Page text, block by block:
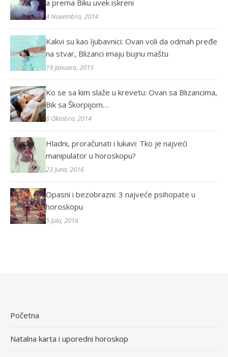
a prema Biku uvek iskreni
4 Novembra, 2014
Kakvi su kao ljubavnici: Ovan voli da odmah pređe
na stvar, Blizanci imaju bujnu maštu
19 Januara, 2015
Ko se sa kim slaže u krevetu: Ovan sa Blizancima,
Bik sa Škorpijom…
6 Oktobra, 2014
Hladni, proračunati i lukavi: Tko je najveći
manipulator u horoskopu?
23 Juna, 2016
Opasni i bezobrazni: 3 najveće psihopate u
horoskopu
5 Jula, 2016
Početna
Natalna karta i uporedni horoskop